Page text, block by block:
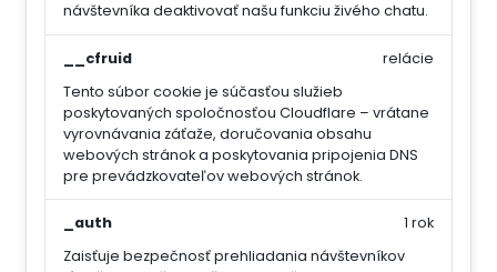
návštevníka deaktivovať našu funkciu živého chatu.
__cfruid
Tento súbor cookie je súčasťou služieb
poskytovaných spoločnosťou Cloudflare – vrátane
vyrovnávania záťaže, doručovania obsahu
webových stránok a poskytovania pripojenia DNS
pre prevádzkovateľov webových stránok.
relácie
_auth
Zaisťuje bezpečnosť prehliadania návštevníkov
1 rok